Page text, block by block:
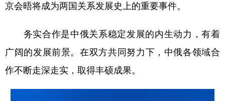
京会晤将成为两国关系发展史上的重要事件。
务实合作是中俄关系稳定发展的内生动力，有着
广阔的发展前景。在双方共同努力下，中俄各领域合
作不断走深走实，取得丰硕成果。